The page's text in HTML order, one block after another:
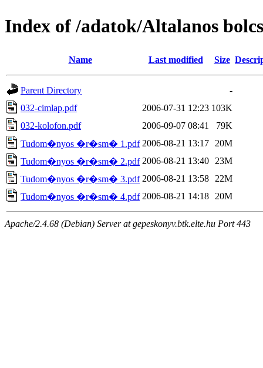
Index of /adatok/Altalanos
Name Last modified Size
Parent Directory
-
032-cimlap.pdf
2006-07-31 12:23 103K
032-kolofon.pdf
2006-09-07 08:41
79K
Tudom�nyos �r�sm� 1.pdf 2006-08-21 13:17
20M
Tudom�nyos �r�sm� 2.pdf 2006-08-21 13:40
23M
Tudom�nyos �r�sm� 3.pdf 2006-08-21 13:58
22M
Tudom�nyos �r�sm� 4.pdf 2006-08-21 14:18 20M
Apache/2.4.68 (Debian) Server at gepeskonyv.btk.elte.hu Port 443